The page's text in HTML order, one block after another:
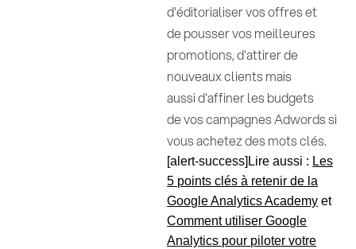
d'éditorialiser vos offres et
de pousser vos meilleures
promotions, d'attirer de
nouveaux clients mais
aussi d'affiner les budgets
de vos campagnes Adwords si
vous achetez des mots clés.
[alert-success]Lire aussi : Les
5 points clés à retenir de la
Google Analytics Academy et
Comment utiliser Google
Analytics pour piloter votre